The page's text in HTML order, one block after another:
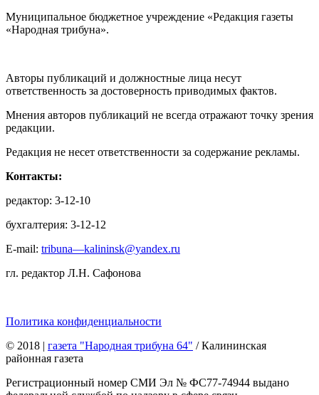
Муниципальное бюджетное учреждение «Редакция газеты
«Народная трибуна».
Авторы публикаций и должностные лица несут
ответственность за достоверность приводимых фактов.
Мнения авторов публикаций не всегда отражают точку зрения
редакции.
Редакция не несет ответственности за содержание рекламы.
Контакты:
редактор: 3-12-10
бухгалтерия: 3-12-12
E-mail: tribuna—kalininsk@yandex.ru
гл. редактор Л.Н. Сафонова
Политика конфиденциальности
© 2018 | газета "Народная трибуна 64" / Калининская
районная газета
Регистрационный номер СМИ Эл № ФС77-74944 выдано